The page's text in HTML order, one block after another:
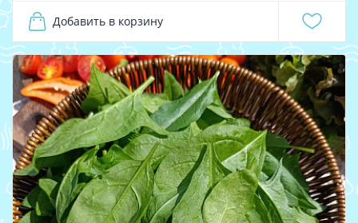
Добавить в корзину